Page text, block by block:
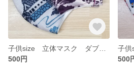
500円
500